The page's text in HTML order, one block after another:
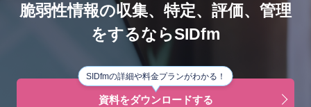
脆弱性情報の収集、特定、評価、管理
をするならSIDfm
SIDfmの詳細や料金プランがわかる！
資料をダウンロードする